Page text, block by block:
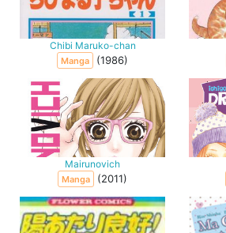
Chibi Maruko-chan
Manga (1986)
Mairunovich
Manga (2011)